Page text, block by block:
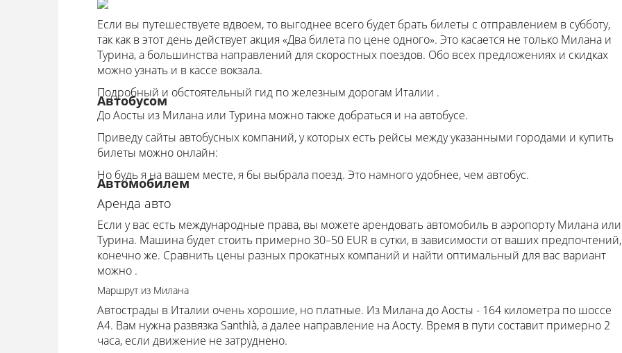
Если вы путешествуете вдвоем, то выгоднее всего будет брать билеты с отправлением в субботу,
так как в этот день действует акция «Два билета по цене одного». Это касается не только Милана и
Турина, а большинства направлений для скоростных поездов. Обо всех предложениях и скидках
можно узнать и в кассе вокзала.
Подробный и обстоятельный гид по железным дорогам Италии .
Автобусом
До Аосты из Милана или Турина можно также добраться и на автобусе.
Приведу сайты автобусных компаний, у которых есть рейсы между указанными городами и купить
билеты можно онлайн:
Но будь я на вашем месте, я бы выбрала поезд. Это намного удобнее, чем автобус.
Автомобилем
Аренда авто
Если у вас есть международные права, вы можете арендовать автомобиль в аэропорту Милана или
Турина. Машина будет стоить примерно 30–50 EUR в сутки, в зависимости от ваших предпочтений,
конечно же. Сравнить цены разных прокатных компаний и найти оптимальный для вас вариант
можно .
Маршрут из Милана
Автострады в Италии очень хорошие, но платные. Из Милана до Аосты - 164 километра по шоссе
A4. Вам нужна развязка Santhià, а далее направление на Аосту. Время в пути составит примерно 2
часа, если движение не затруднено.